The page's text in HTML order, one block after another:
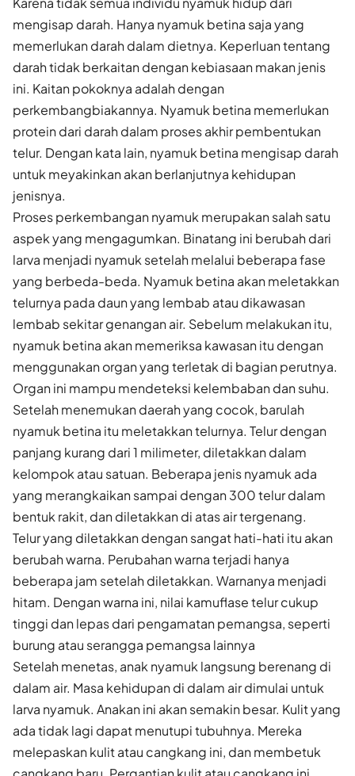
mengisap darah. Hanya nyamuk betina saja yang
memerlukan darah dalam dietnya. Keperluan tentang
darah tidak berkaitan dengan kebiasaan makan jenis
ini. Kaitan pokoknya adalah dengan
perkembangbiakannya. Nyamuk betina memerlukan
protein dari darah dalam proses akhir pembentukan
telur. Dengan kata lain, nyamuk betina mengisap darah
untuk meyakinkan akan berlanjutnya kehidupan
jenisnya.
Proses perkembangan nyamuk merupakan salah satu
aspek yang mengagumkan. Binatang ini berubah dari
larva menjadi nyamuk setelah melalui beberapa fase
yang berbeda-beda. Nyamuk betina akan meletakkan
telurnya pada daun yang lembab atau dikawasan
lembab sekitar genangan air. Sebelum melakukan itu,
nyamuk betina akan memeriksa kawasan itu dengan
menggunakan organ yang terletak di bagian perutnya.
Organ ini mampu mendeteksi kelembaban dan suhu.
Setelah menemukan daerah yang cocok, barulah
nyamuk betina itu meletakkan telurnya. Telur dengan
panjang kurang dari 1 milimeter, diletakkan dalam
kelompok atau satuan. Beberapa jenis nyamuk ada
yang merangkaikan sampai dengan 300 telur dalam
bentuk rakit, dan diletakkan di atas air tergenang.
Telur yang diletakkan dengan sangat hati-hati itu akan
berubah warna. Perubahan warna terjadi hanya
beberapa jam setelah diletakkan. Warnanya menjadi
hitam. Dengan warna ini, nilai kamuflase telur cukup
tinggi dan lepas dari pengamatan pemangsa, seperti
burung atau serangga pemangsa lainnya
Setelah menetas, anak nyamuk langsung berenang di
dalam air. Masa kehidupan di dalam air dimulai untuk
larva nyamuk. Anakan ini akan semakin besar. Kulit yang
ada tidak lagi dapat menutupi tubuhnya. Mereka
melepaskan kulit atau cangkang ini, dan membetuk